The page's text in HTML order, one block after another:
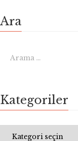
Ara
Kategoriler